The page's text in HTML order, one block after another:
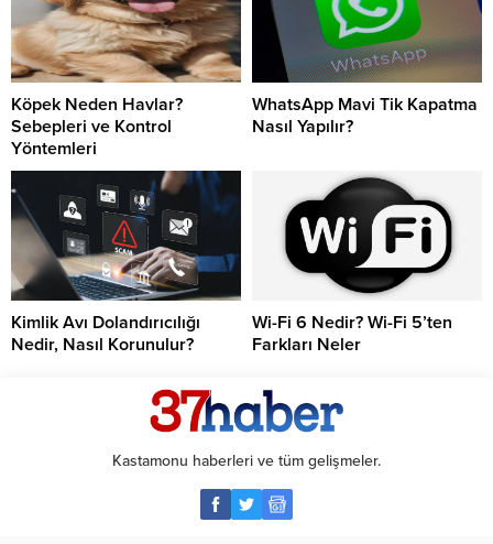
Köpek Neden Havlar?
Sebepleri ve Kontrol
Yöntemleri
WhatsApp Mavi Tik Kapatma
Nasıl Yapılır?
Kimlik Avı Dolandırıcılığı
Nedir, Nasıl Korunulur?
Wi-Fi 6 Nedir? Wi-Fi 5’ten
Farkları Neler
Kastamonu haberleri ve tüm gelişmeler.